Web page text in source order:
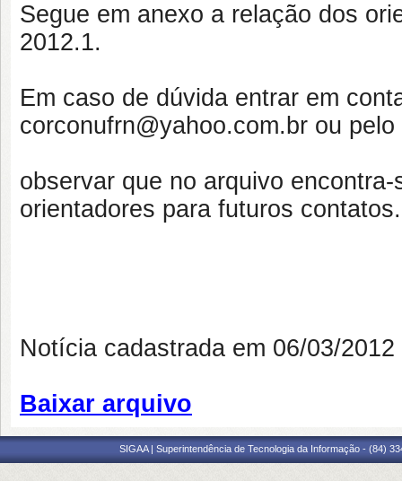
Segue em anexo a relação dos
2012.1.
Em caso de dúvida entrar em
corconufrn@yahoo.com.br ou
observar que no arquivo
orientadores para futuros contatos.
Notícia cadastrada em 06/03/
Baixar arquivo
SIGAA | Superintendência de Tecnologia da Informação - (84)